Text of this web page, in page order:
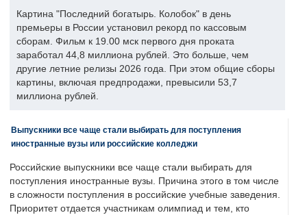
Картина "Последний богатырь. Колобок" в день
премьеры в России установил рекорд по кассовым
сборам. Фильм к 19.00 мск первого дня проката
заработал 44,8 миллиона рублей. Это больше, чем
другие летние релизы 2026 года. При этом общие сборы
картины, включая предпродажи, превысили 53,7
миллиона рублей.
Выпускники все чаще стали выбирать для поступления
иностранные вузы или российские колледжи
Российские выпускники все чаще стали выбирать для
поступления иностранные вузы. Причина этого в том числе
в сложности поступления в российские учебные заведения.
Приоритет отдается участникам олимпиад и тем, кто